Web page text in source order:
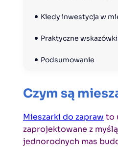
Kiedy inwestycja w
Praktyczne
Podsumowanie
Czym są
Mieszarki do zapraw to
zaprojektowane z
jednorodnych mas